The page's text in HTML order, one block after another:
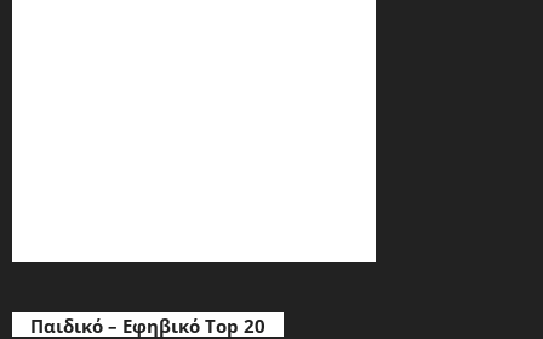
Παιδικό – Εφηβικό Top 20